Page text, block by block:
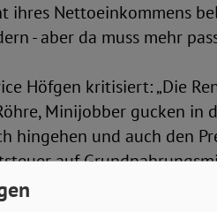
ihres Nettoeinkommens
- aber da muss mehr
Höfgen kritisiert: „Die
Minijobber gucken in
hingehen und auch den
auf
- von sieben auf null